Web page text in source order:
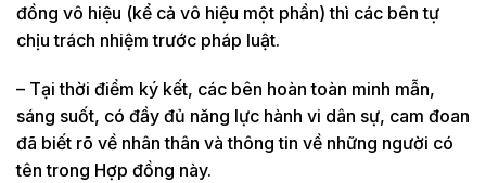
đồng vô hiệu (kể cả vô hiệu một phần) thì các bên tự
chịu trách nhiệm trước pháp luật.
– Tại thời điểm ký kết, các bên hoàn toàn minh mẫn,
sáng suốt, có đầy đủ năng lực hành vi dân sự, cam đoan
đã biết rõ về nhân thân và thông tin về những người có
tên trong Hợp đồng này.